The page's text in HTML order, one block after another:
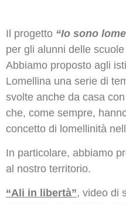
Il progetto “Io sono
per gli alunni delle
Abbiamo proposto agli
Lomellina una serie di
svolte anche da casa
che, come sempre,
concetto di lomellinità
In particolare, abbiamo
al nostro territorio.
“Ali in libertà”, video di